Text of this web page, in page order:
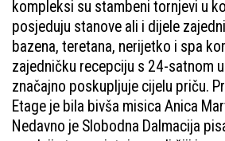
kompleksi su stambeni tornjevi u
posjeduju stanove ali i dijele
bazena, teretana, nerijetko i spa
zajedničku recepciju s 24-satnom
značajno poskupljuje cijelu priču.
Etage je bila bivša misica Anica
Nedavno je Slobodna Dalmacija